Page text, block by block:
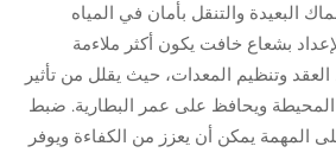
البعيدة والتنقل بأمان في المياه
بشعاع خافت يكون أكثر ملاءمة
وتنظيم المعدات، حيث يقلل من تأثير
المحيطة ويحافظ على عمر البطارية. ضبط
المهمة يمكن أن يعزز من الكفاءة ويوفر